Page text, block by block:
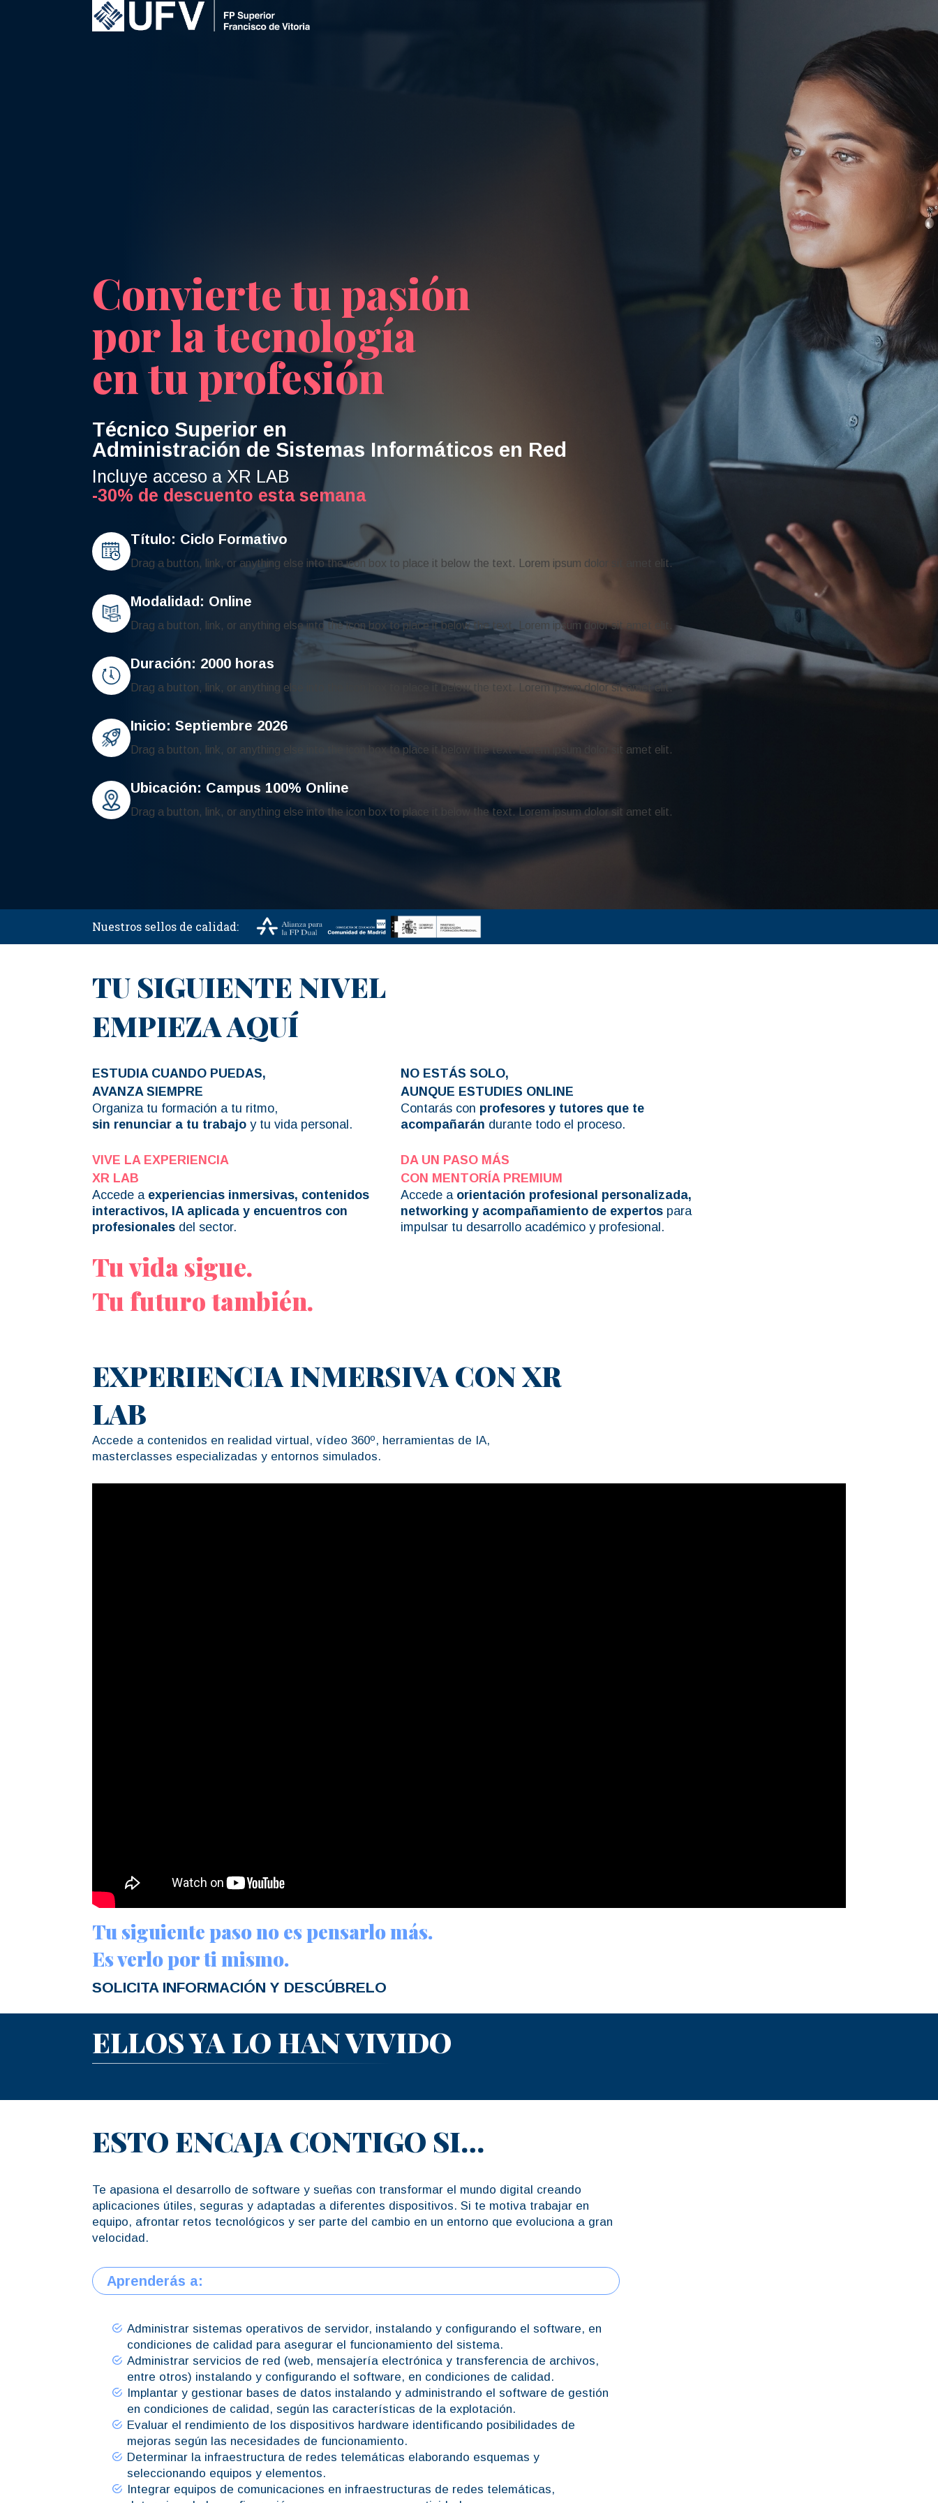
Convierte tu pasión
por la tecnología
en tu profesión
Técnico Superior en
Administración de Sistemas Informáticos en Red
Incluye acceso a XR LAB
-30% de descuento esta semana
Título: Ciclo Formativo
Drag a button, link, or anything else into the icon box to place it below the text. Lorem ipsum dolor sit amet elit.
Modalidad: Online
Drag a button, link, or anything else into the icon box to place it below the text. Lorem ipsum dolor sit amet elit.
Duración: 2000 horas
Drag a button, link, or anything else into the icon box to place it below the text. Lorem ipsum dolor sit amet elit.
Inicio: Septiembre 2026
Drag a button, link, or anything else into the icon box to place it below the text. Lorem ipsum dolor sit amet elit.
Ubicación: Campus 100% Online
Drag a button, link, or anything else into the icon box to place it below the text. Lorem ipsum dolor sit amet elit.
Nuestros sellos de calidad:
TU SIGUIENTE NIVEL
EMPIEZA AQUÍ
ESTUDIA CUANDO PUEDAS,
AVANZA SIEMPRE
Organiza tu formación a tu ritmo,
sin renunciar a tu trabajo y tu vida personal.
NO ESTÁS SOLO,
AUNQUE ESTUDIES ONLINE
Contarás con profesores y tutores que te
acompañarán durante todo el proceso.
VIVE LA EXPERIENCIA
XR LAB
Accede a experiencias inmersivas, contenidos
interactivos, IA aplicada y encuentros con
profesionales del sector.
DA UN PASO MÁS
CON MENTORÍA PREMIUM
Accede a orientación profesional personalizada,
networking y acompañamiento de expertos para
impulsar tu desarrollo académico y profesional.
Tu vida sigue.
Tu futuro también.
EXPERIENCIA INMERSIVA CON XR
LAB
Accede a contenidos en realidad virtual, vídeo 360º, herramientas de IA,
masterclasses especializadas y entornos simulados.
Tu siguiente paso no es pensarlo más.
Es verlo por ti mismo.
SOLICITA INFORMACIÓN Y DESCÚBRELO
ELLOS YA LO HAN VIVIDO
ESTO ENCAJA CONTIGO SI…
Te apasiona el desarrollo de software y sueñas con transformar el mundo digital creando
aplicaciones útiles, seguras y adaptadas a diferentes dispositivos. Si te motiva trabajar en
equipo, afrontar retos tecnológicos y ser parte del cambio en un entorno que evoluciona a gran
velocidad.
Aprenderás a:
Administrar sistemas operativos de servidor, instalando y configurando el software, en
condiciones de calidad para asegurar el funcionamiento del sistema.
Administrar servicios de red (web, mensajería electrónica y transferencia de archivos,
entre otros) instalando y configurando el software, en condiciones de calidad.
Implantar y gestionar bases de datos instalando y administrando el software de gestión
en condiciones de calidad, según las características de la explotación.
Evaluar el rendimiento de los dispositivos hardware identificando posibilidades de
mejoras según las necesidades de funcionamiento.
Determinar la infraestructura de redes telemáticas elaborando esquemas y
seleccionando equipos y elementos.
Integrar equipos de comunicaciones en infraestructuras de redes telemáticas,